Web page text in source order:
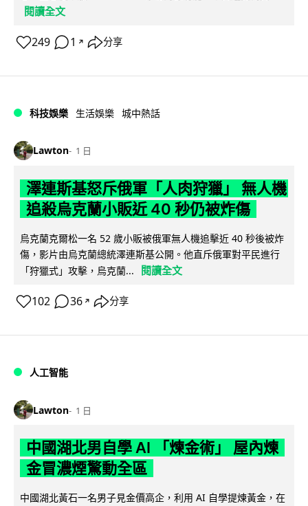
閱讀全文
249 1 ↗ 分享
科技娛樂 生活娛樂 城中熱話
Lawton 1 日
澤連斯基怒斥俄軍「人肉狩獵」 無人機
追殺烏克蘭小販近 40 秒仍被炸傷
烏克蘭克爾松一名 52 歲小販被俄軍無人機追擊近 40 秒後被炸
傷，影片由烏克蘭總統澤連斯基公開。他直斥俄軍對平民進行
「狩獵式」攻擊，烏克蘭...
閱讀全文
102 36 ↗ 分享
人工智能
Lawton 1 日
中國湖北男自學 AI 「煉金術」 屋內煉
金冒濃煙驚動全區
中國湖北黃石一名男子見金價高企，利用 AI 自學提煉黃金，在